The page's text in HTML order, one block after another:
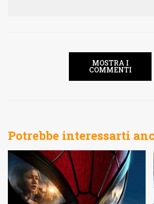
MOSTRA I
COMMENTI
Potrebbe interessarti